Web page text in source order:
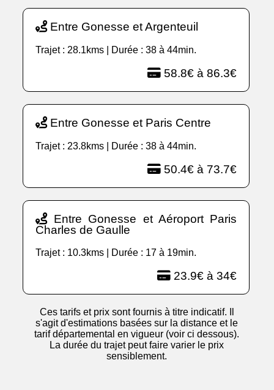
Entre Gonesse et Argenteuil
Trajet : 28.1kms | Durée : 38 à 44min.
58.8€ à 86.3€
Entre Gonesse et Paris Centre
Trajet : 23.8kms | Durée : 38 à 44min.
50.4€ à 73.7€
Entre Gonesse et Aéroport Paris
Charles de Gaulle
Trajet : 10.3kms | Durée : 17 à 19min.
23.9€ à 34€
Ces tarifs et prix sont fournis à titre indicatif. Il
s'agit d'estimations basées sur la distance et le
tarif départemental en vigueur (voir ci dessous).
La durée du trajet peut faire varier le prix
sensiblement.